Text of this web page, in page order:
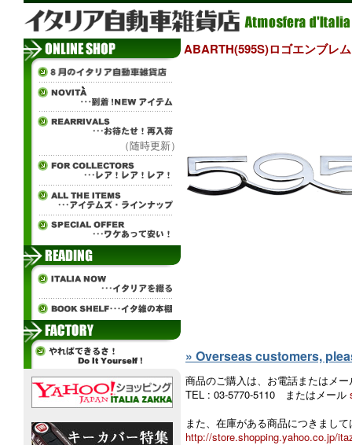
（随時更新）
ABARTH(595S)ロゴエンブレム
» Overseas customers,
商品のご購入は、お電話またはメ
TEL : 03-5770-5110 またはメール
また、在庫がある商品につきまし
http://store.shopping.yahoo.co.jp/